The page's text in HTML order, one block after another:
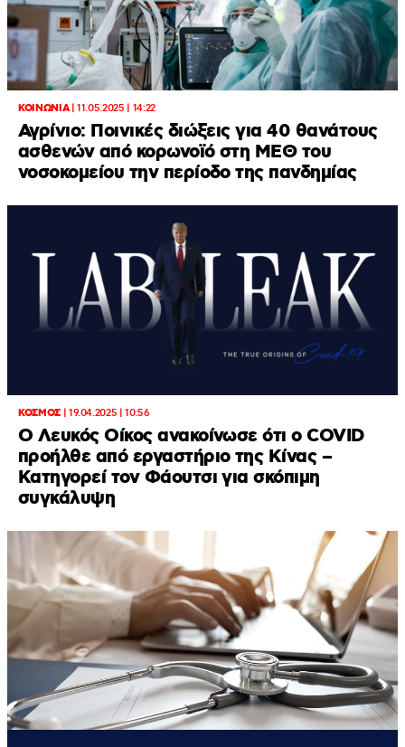
ΚΟΙΝΩΝΙΑ|11.05.2025 | 14:22
Αγρίνιο: Ποινικές διώξεις για 40 θανάτους
ασθενών από κορωνοϊό στη ΜΕΘ του
νοσοκομείου την περίοδο της πανδημίας
ΚΟΣΜΟΣ| 19.04.2025 | 10:56
Ο Λευκός Οίκος ανακοίνωσε ότι ο COVID
προήλθε από εργαστήριο της Κίνας –
Κατηγορεί τον Φάουτσι για σκόπιμη
συγκάλυψη